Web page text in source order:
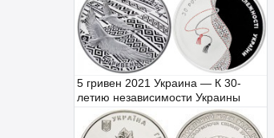
5 гривен 2021 Украина — К 30-
летию независимости Украины